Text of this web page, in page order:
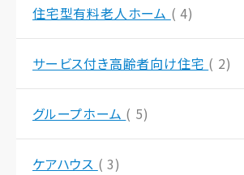
住宅型有料老人ホーム ( 4)
サービス付き高齢者向け住宅 ( 2)
グループホーム ( 5)
ケアハウス ( 3)